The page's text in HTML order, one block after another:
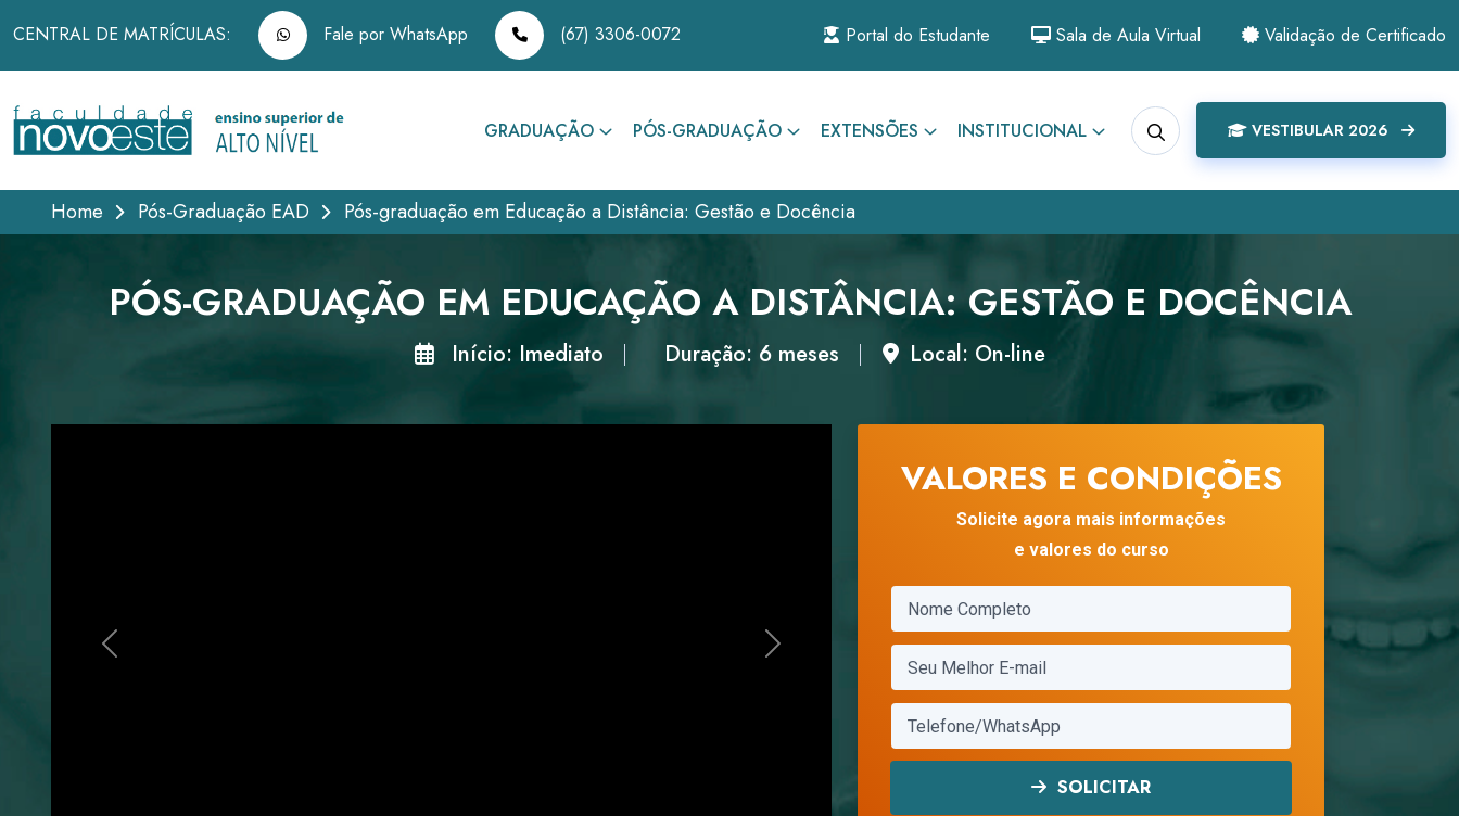
CENTRAL DE MATRÍCULAS: Fale por WhatsApp (67) 3306-0072 Portal do Estudante Sala de Aula Virtual Validação de Certificado
GRADUAÇÃO PÓS-GRADUAÇÃO EXTENSÕES INSTITUCIONAL VESTIBULAR 2026
Home Pós-Graduação EAD Pós-graduação em Educação a Distância: Gestão e Docência
PÓS-GRADUAÇÃO EM EDUCAÇÃO A DISTÂNCIA: GESTÃO E DOCÊNCIA
Início: Imediato Duração: 6 meses Local: On-line
Previous Next
VALORES E CONDIÇÕES
Solicite agora mais informações
e valores do curso
SOLICITAR